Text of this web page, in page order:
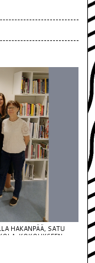
HAKANPÄÄ, SATU
KOKOUKSEEN